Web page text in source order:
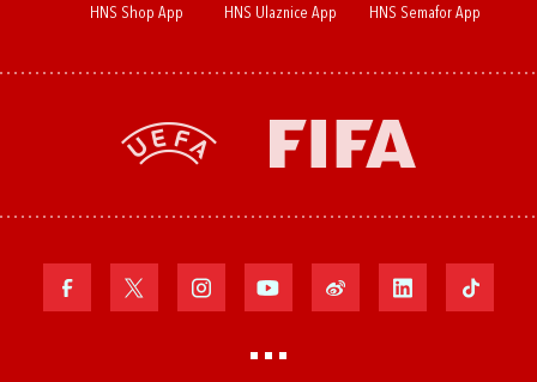
HNS Shop App HNS Ulaznice App HNS Semafor App